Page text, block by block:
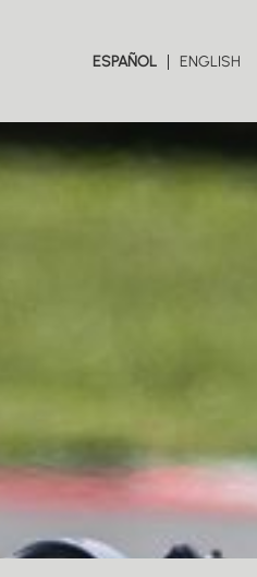
ESPAÑOL ENGLISH